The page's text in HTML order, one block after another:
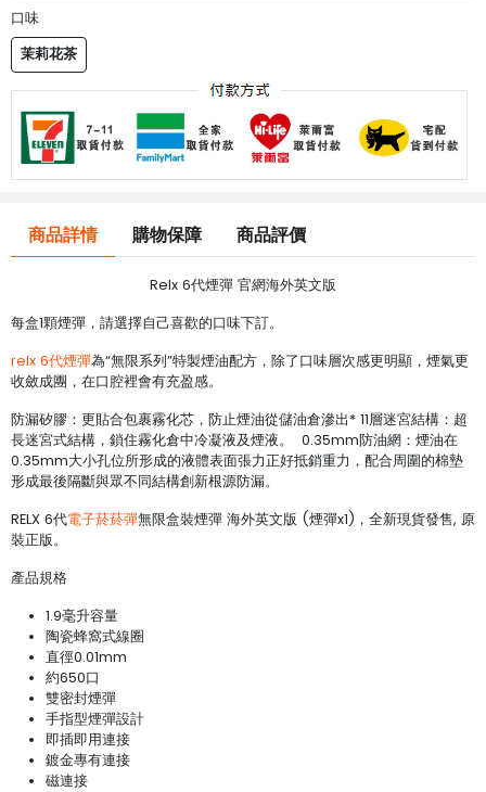
口味
茉莉花茶
商品詳情 購物保障 商品評價
Relx 6代煙彈 官網海外英文版
每盒1顆煙彈，請選擇自己喜歡的口味下訂。
relx 6代煙彈為“無限系列”特製煙油配方，除了口味層次感更明顯，煙氣更
收斂成團，在口腔裡會有充盈感。
防漏矽膠：更貼合包裹霧化芯，防止煙油從儲油倉滲出* 11層迷宮結構：超
長迷宮式結構，鎖住霧化倉中冷凝液及煙液。 0.35mm防油網：煙油在
0.35mm大小孔位所形成的液體表面張力正好抵銷重力，配合周圍的棉墊
形成最後隔斷與眾不同結構創新根源防漏。
RELX 6代電子菸菸彈無限盒裝煙彈 海外英文版 (煙彈x1)，全新現貨發售, 原
裝正版。
產品規格
1.9毫升容量
陶瓷蜂窩式線圈
直徑0.01mm
約650口
雙密封煙彈
手指型煙彈設計
即插即用連接
鍍金專有連接
磁連接